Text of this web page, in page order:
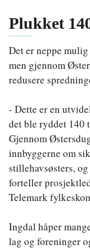
Plukket
Det er neppe
men gjennom
redusere
- Dette er en
det ble ryddet 140
Gjennom
innbyggerne om
stillehavsøsters,
forteller
Telemark
Ingdal håper
lag og foreninger